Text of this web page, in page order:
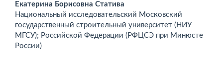
Екатерина Борисовна Статива
Национальный исследовательский Московский
государственный строительный университет (НИУ
МГСУ); Российской Федерации (РФЦСЭ при Минюсте
России)